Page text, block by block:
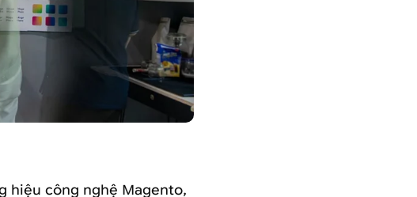
hiệu công nghệ Magento,